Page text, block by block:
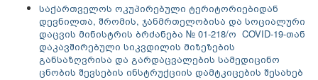
საქართველოს ოკუპირებული ტერიტორიებიდან
დევნილთა, შრომის, ჯანმრთელობისა და სოციალური
დაცვის მინისტრის ბრძანება № 01-218/ო COVID-19-თან
დაკავშირებული სიკვდილის მიზეზების
განსაზღვრისა და გარდაცვალების სამედიცინო
ცნობის შევსების ინსტრუქციის დამტკიცების შესახებ